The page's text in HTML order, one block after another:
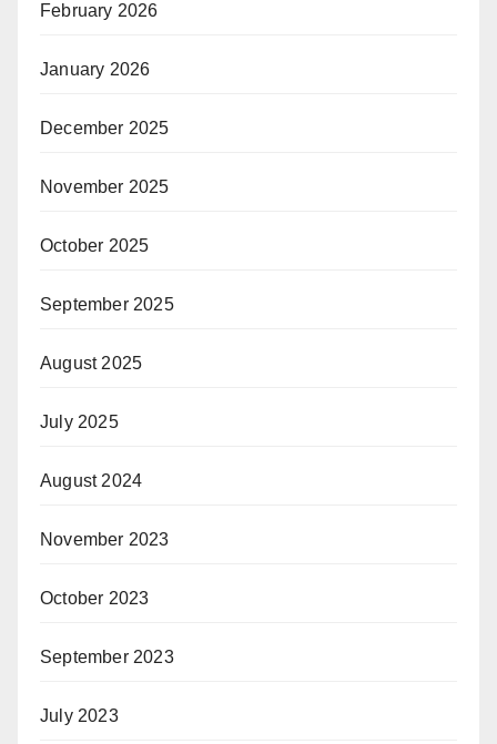
February 2026
January 2026
December 2025
November 2025
October 2025
September 2025
August 2025
July 2025
August 2024
November 2023
October 2023
September 2023
July 2023